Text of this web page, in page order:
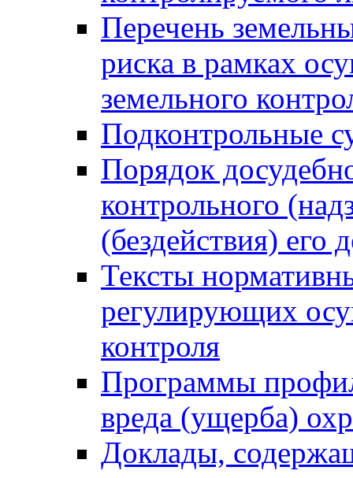
Перечень
риска в рамках
земельного
Подконтрольные
Порядок
контрольного
(бездействия)
Тексты
регулирующих
контроля
Программы
вреда (ущерба)
Доклады,